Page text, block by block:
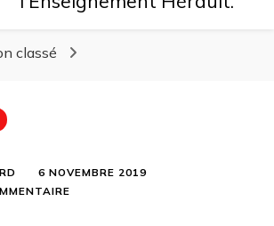
classé
6 NOVEMBRE 2019